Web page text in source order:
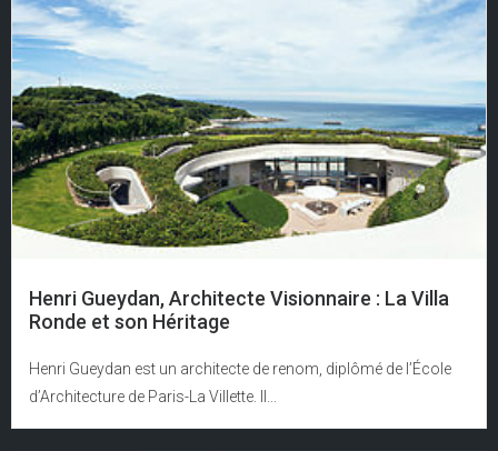
Henri Gueydan, Architecte Visionnaire : La Villa
Ronde et son Héritage
Henri Gueydan est un architecte de renom, diplômé de l’École
d’Architecture de Paris-La Villette. Il...